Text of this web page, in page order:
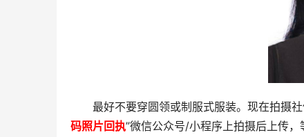
最好不要穿圆领或制服式服装。现在拍摄
码照片回执”微信公众号/小程序上拍摄后上传，